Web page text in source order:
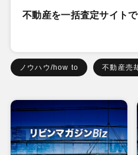
不動産を一括査定サイト
ノウハウ/how to 不動産売